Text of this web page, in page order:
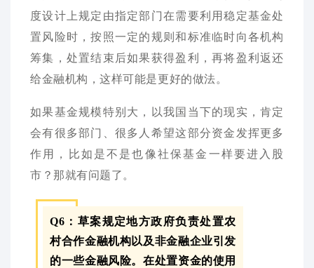
度设计上规定由指定部门在需要利用稳定基金处
置风险时，按照一定的规则和标准临时向各机构
筹集，处置结束后如果获得盈利，再将盈利返还
给金融机构，这样可能是更好的做法。
如果基金规模特别大，以我国当下的现实，肯定
会有很多部门、很多人希望这部分资金发挥更多
作用，比如是不是也像社保基金一样要进入股
市？那就有问题了。
Q6：草案规定地方政府负责处置农
村合作金融机构以及非金融企业引发
的一些金融风险。在处置资金的使用